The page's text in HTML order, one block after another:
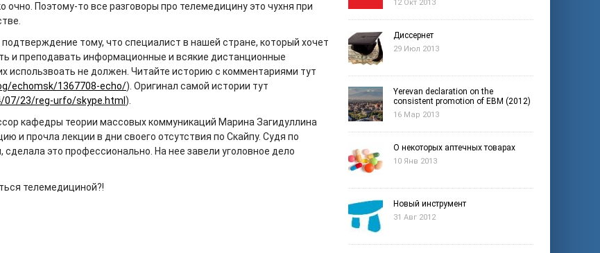
очно. Поэтому-то все разговоры про телемедицину это чухня при
тому, что специалист в нашей стране, который хочет
и преподавать информационные и всякие дистанционные
использвоать не должен. Читайте историю с комментариями тут
echomsk/1367708-echo/). Оригинал самой истории тут
07/23/reg-urfo/skype.html ).
кафедры теории массовых коммуникаций Марина Загидуллина
и прочла лекции в дни своего отсутствия по Скайпу. Судя по
сделала это профессионально. На нее завели уголовное дело
телемедициной?!
12 Окт 2013
Диссернет
29 Июл 2013
Yerevan declaration on the
consistent promotion of EBM (2012)
16 Мар 2013
О некоторых аптечных товарах
10 Янв 2013
Новый инструмент
31 Авг 2012